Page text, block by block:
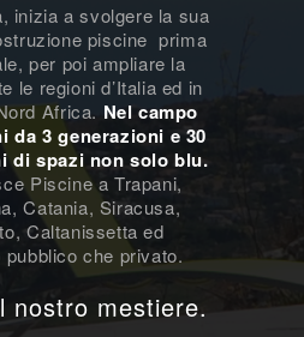
inizia a svolgere la sua
piscine prima
per poi ampliare la
le regioni d’Italia ed in
Africa. Nel campo
da 3 generazioni e 30
di spazi non solo blu.
Piscine a Trapani,
Catania, Siracusa,
Caltanissetta ed
che privato.
nostro mestiere.